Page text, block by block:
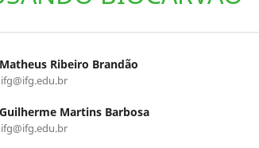
Matheus Ribeiro Brandão
ifg@ifg.edu.br
Guilherme Martins Barbosa
ifg@ifg.edu.br